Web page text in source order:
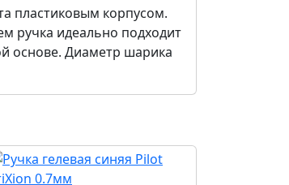
пластиковым корпусом.
ручка идеально подходит
основе. Диаметр шарика